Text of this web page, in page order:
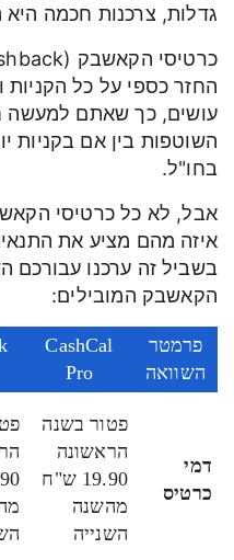
גדלות, צרכנות חכמה
החזר כספי על כל
עושים, כך שאתם למעשה
השוטפות בין אם בקניות
בחו"ל.
אבל, לא כל כרטיסי
איזה מהם מציע את
בשביל זה ערכנו עבורכם
הקאשבק המובילים:
פרמטר
השוואה
CashCal
Pro
דמי
כרטיס
פטור בשנה
הראשונה
19.90 ש"ח
מהשנה
השנייה